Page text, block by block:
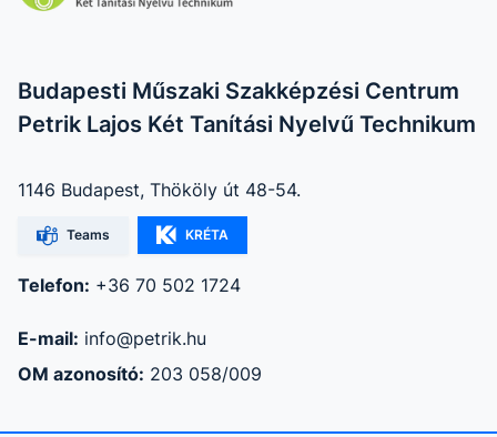
Budapesti Műszaki Szakképzési Centrum
Petrik Lajos Két Tanítási Nyelvű Technikum
1146 Budapest, Thököly út 48-54.
Teams KRÉTA
Telefon: +36 70 502 1724
E-mail: info@petrik.hu
OM azonosító: 203 058/009